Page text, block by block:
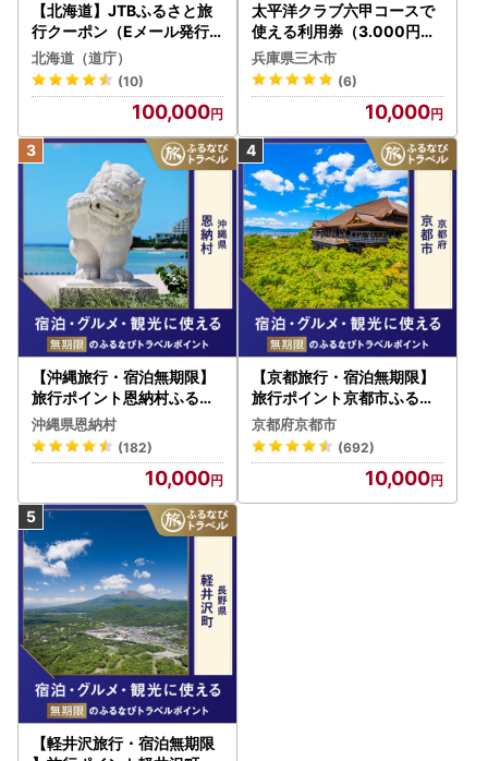
【北海道】JTBふるさと旅
行クーポン（Eメール発行
）30,000円分 旅行 トラベ
ル 宿泊 人気 おすすめ JTB
W030T
北海道（道庁）
(10)
100,000
太平洋クラブ六甲コースで
使える利用券（3.000円分
）
兵庫県三木市
(6)
10,000
【沖縄旅行・宿泊無期限】
旅行ポイント恩納村ふるな
びトラベルポイント
沖縄県恩納村
(182)
10,000
【京都旅行・宿泊無期限】
旅行ポイント京都市ふるな
びトラベルポイント
京都府京都市
(692)
10,000
【軽井沢旅行・宿泊無期限